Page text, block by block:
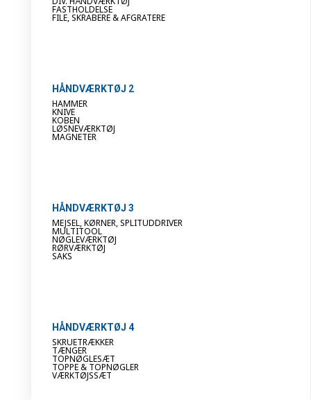
FASTHOLDELSE
FILE, SKRABERE & AFGRATERE
HÅNDVÆRKTØJ 2
HAMMER
KNIVE
KOBEN
LØSNEVÆRKTØJ
MAGNETER
HÅNDVÆRKTØJ 3
MEJSEL, KØRNER, SPLITUDDRIVER
MULTITOOL
NØGLEVÆRKTØJ
RØRVÆRKTØJ
SAKS
HÅNDVÆRKTØJ 4
SKRUETRÆKKER
TÆNGER
TOPNØGLESÆT
TOPPE & TOPNØGLER
VÆRKTØJSSÆT